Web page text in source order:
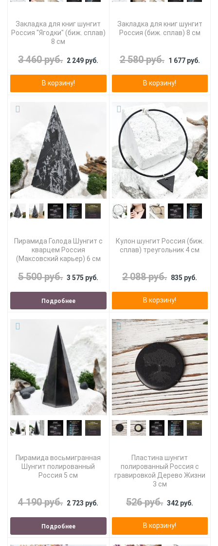
Закладка для книг шунгит
Россия "Ягодки" (биж. сплав)
8 см
3 460 руб. 2 249 руб.
В корзину!
Закладка для книг шунгит
Россия (биж. сплав) 8 см
2 580 руб. 1 677 руб.
В корзину!
Пирамида Голода Шунгит с
кварцем Россия
(Максовский карьер) 6 см
5 500 руб. 3 575 руб.
Подробнее
Кулон шунгит Россия (биж.
сплав) треугольник 4 см
2 088 руб. 835 руб.
В корзину!
Пирамида восьмигранная
Шунгит полированный
Россия 5 см
4 190 руб. 2 723 руб.
Подробнее
Пластина шунгит
полированный Россия с
гравировкой Дерево Жизни
3 см
526 руб. 342 руб.
В корзину!